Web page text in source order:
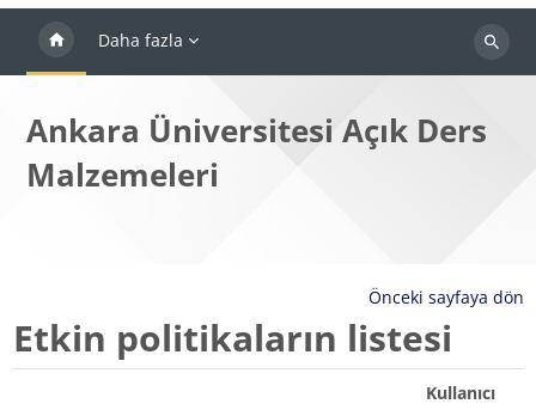
Daha fazla
Dersleri
Ankara Üniversitesi Açık Ders
Malzemeleri
Önceki sayfaya dön
Etkin politikaların listesi
Kullanıcı